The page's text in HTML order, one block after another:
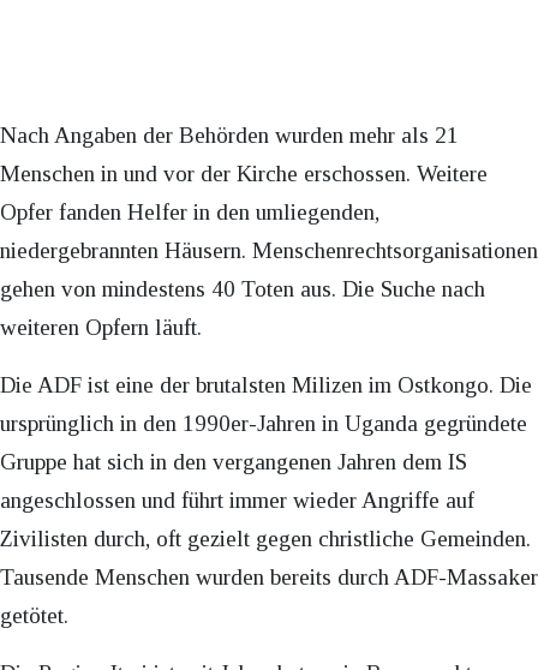
Nach Angaben der Behörden wurden mehr als 21
Menschen in und vor der Kirche erschossen. Weitere
Opfer fanden Helfer in den umliegenden,
niedergebrannten Häusern. Menschenrechtsorganisationen
gehen von mindestens 40 Toten aus. Die Suche nach
weiteren Opfern läuft.
Die ADF ist eine der brutalsten Milizen im Ostkongo. Die
ursprünglich in den 1990er-Jahren in Uganda gegründete
Gruppe hat sich in den vergangenen Jahren dem IS
angeschlossen und führt immer wieder Angriffe auf
Zivilisten durch, oft gezielt gegen christliche Gemeinden.
Tausende Menschen wurden bereits durch ADF-Massaker
getötet.